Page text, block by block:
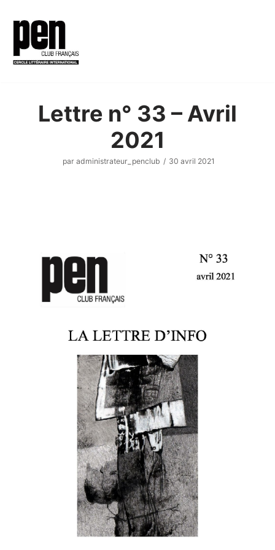
au
contenu
Lettre n° 33 – Avril
2021
par administrateur_penclub 30 avril 2021